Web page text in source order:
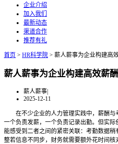
企业介绍
加入我们
最新动态
渠道合作
推荐有礼
首页 > HR科学院 > 薪人薪事为企业构建高
薪人薪事为企业构建高效薪
薪人薪事|
2025-12-11
在不少企业的人力管理实践中，薪酬与
一个负责发薪，一个负责记录出勤。但实
能感受到二者之间的紧密关联：考勤数据
整若信息不同步，财务就需要额外花时间